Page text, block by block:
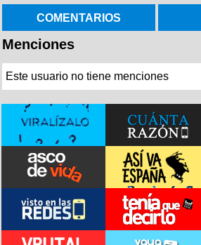
COMENTARIOS
Menciones
Este usuario no tiene menciones